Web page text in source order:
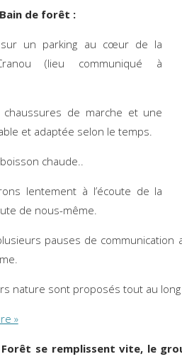
de forêt :
sur un parking au cœur de la
(lieu communiqué à
chaussures de marche et une
et adaptée selon le temps.
chaude..
lentement à l’écoute de la
de nous-même.
pauses de communication
nature sont proposés tout au long
»
Forêt se remplissent vite, le